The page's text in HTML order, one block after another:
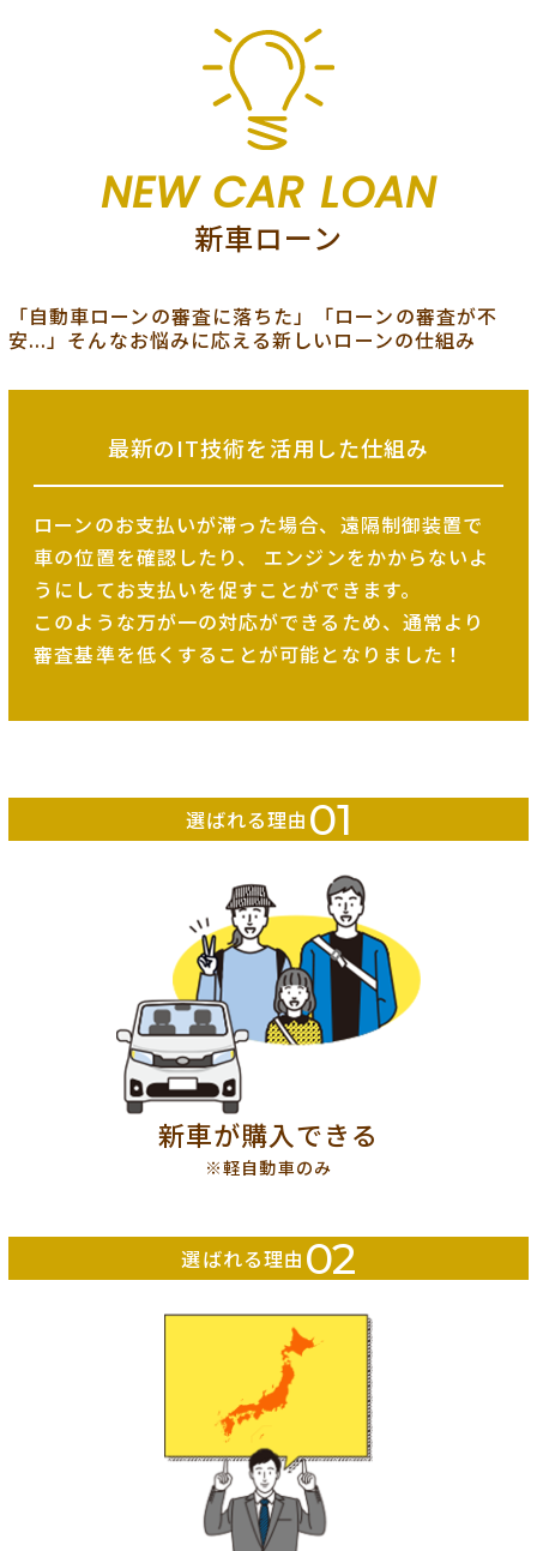
NEW CAR LOAN
新車ローン
「自動車ローンの審査に落ちた」「ローンの審査が不
安...」そんなお悩みに応える新しいローンの仕組み
最新のIT技術を活用した仕組み
ローンのお支払いが滞った場合、遠隔制御装置で
車の位置を確認したり、
エンジンをかからないよ
うにしてお支払いを促すことができます。
このような万が一の対応ができるため、 通常より
審査基準を低くすることが可能となりました！
選ばれる理由 01
新車が購入できる
※軽自動車のみ
選ばれる理由 02